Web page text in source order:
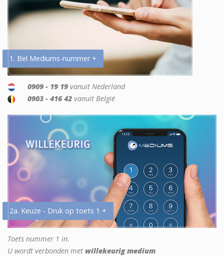
1. Bel Mediums-nummer +
0909 - 19 19 vanuit Nederland
0903 - 416 42 vanuit België
2a. Keuze - Druk op toets 1 +
Toets nummer 1 in.
U wordt verbonden met willekeurig medium